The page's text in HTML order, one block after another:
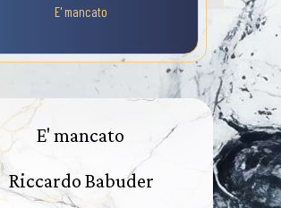
E' mancato
E' mancato
Riccardo Babuder